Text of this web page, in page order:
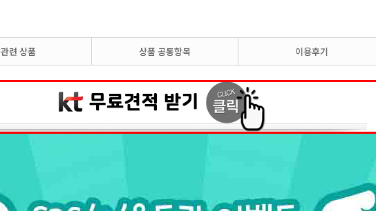
관련 상품 상품 공통항목 이용후기